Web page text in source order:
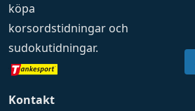
köpa
korsordstidningar och
sudokutidningar.
Kontakt